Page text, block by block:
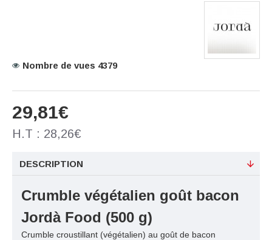
29,81€
H.T : 28,26€
Nombre de vues 4379
DESCRIPTION
Crumble végétalien goût bacon
Jordà Food (500 g)
Crumble croustillant (végétalien) au goût de bacon